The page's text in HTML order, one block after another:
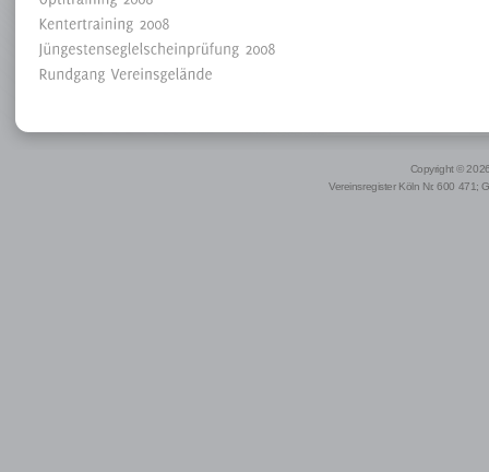
Copyright ©
Vereinsregister Köln Nr. 600 471;